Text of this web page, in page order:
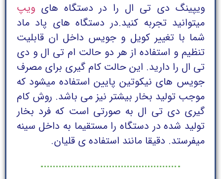
ویپینگ دی تی ال را در دستگاه هایویپ
میتوانید تجربه کنید.در دستگاه های پاد ماد
شما با تغییر کویل و جویس داخل ان قابلیت
تنظیم و استفاده از هر دو حالت ام تی ال و دی
تی ال را دارید. این حالت کام گیری برای مصرف
جویس های نیکوتین پایین استفاده میشود که
موجب تولید بخار بیشتر نیز می باشد. روش کام
گیری دی تی ال به صورتی است که فرد بخار
تولید شده در دستگاه را مستقیما به داخل سینه
میفرستد. دقیقا مانند استفاده ی قلیان.